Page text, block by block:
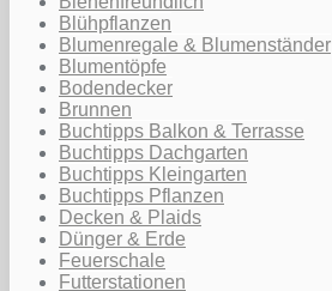
Blühpflanzen
Blumenregale & Blumenständer
Blumentöpfe
Bodendecker
Brunnen
Buchtipps Balkon & Terrasse
Buchtipps Dachgarten
Buchtipps Kleingarten
Buchtipps Pflanzen
Decken & Plaids
Dünger & Erde
Feuerschale
Futterstationen